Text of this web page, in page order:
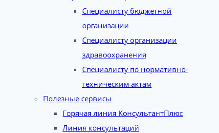
Специалисту бюджетной
организации
Специалисту организации
здравоохранения
Специалисту по нормативно-
техническим актам
Полезные сервисы
Горячая линия КонсультантПлюс
Линия консультаций